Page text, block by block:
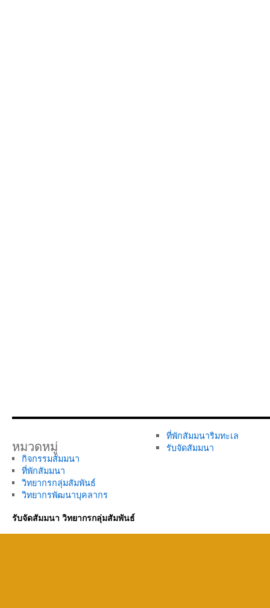
หมวดหมู่
กิจกรรมสัมมนา
ที่พักสัมมนา
วิทยากรกลุ่มสัมพันธ์
วิทยากรพัฒนาบุคลากร
ที่พักสัมมนาริมทะเล
รับจัดสัมมนา
รับจัดสัมมนา วิทยากรกลุ่มสัมพันธ์